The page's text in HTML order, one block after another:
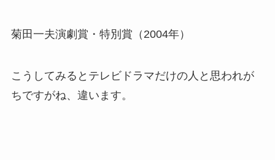
菊田一夫演劇賞・特別賞（2004年）
こうしてみるとテレビドラマだけの人と思われが
ちですがね、違います。